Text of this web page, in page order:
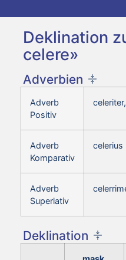
Deklination
celere»
Adverbien
Adverb
Positiv
Adverb
Komparativ
celerius
Adverb
Superlativ
Deklination